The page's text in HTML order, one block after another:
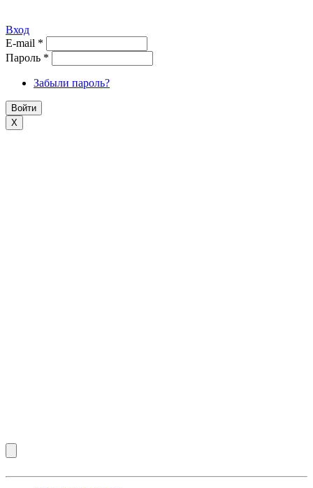
Вход
E-mail *
Пароль *
Забыли пароль?
X